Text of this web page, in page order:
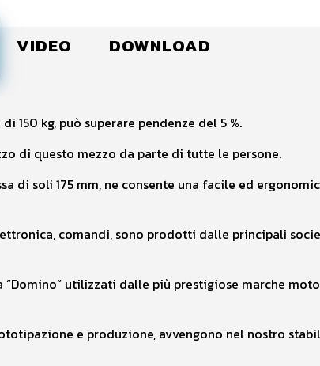
VIDEO DOWNLOAD
kg, può superare pendenze del 5 %.
di questo mezzo da parte di tutte le persone.
di soli 175 mm, ne consente una facile ed
comandi, sono prodotti dalle principali
utilizzati dalle più prestigiose marche
e produzione, avvengono nel nostro